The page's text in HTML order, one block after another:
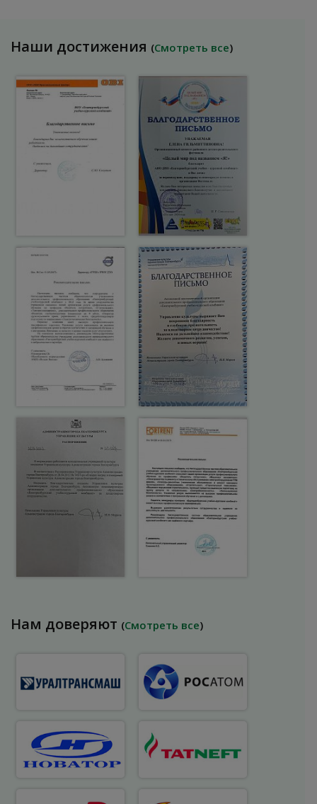
Наши достижения (Смотреть все)
Нам доверяют (Смотреть все)